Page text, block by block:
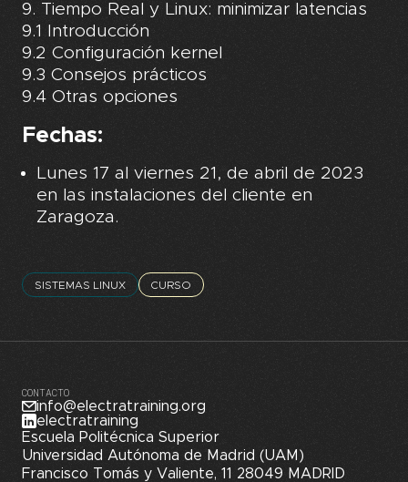
9. Tiempo Real y Linux: minimizar latencias
9.1 Introducción
9.2 Configuración kernel
9.3 Consejos prácticos
9.4 Otras opciones
Fechas:
Lunes 17 al viernes 21, de abril de 2023
en las instalaciones del cliente en
Zaragoza.
SISTEMAS LINUX CURSO
CONTACTO
info@electratraining.org
electratraining
Escuela Politécnica Superior
Universidad Autónoma de Madrid (UAM)
Francisco Tomás y Valiente, 11 28049 MADRID